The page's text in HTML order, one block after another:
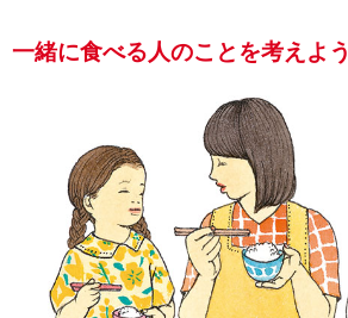
一緒に食べる人のことを考えよう